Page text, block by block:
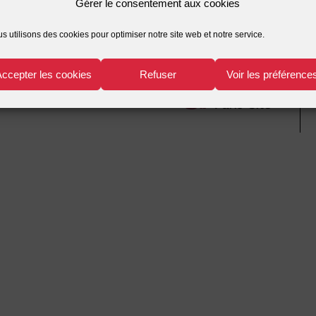
Gérer le consentement aux cookies
utilisons des cookies pour optimiser notre site web et notre service.
les cookies Refuser Voir les